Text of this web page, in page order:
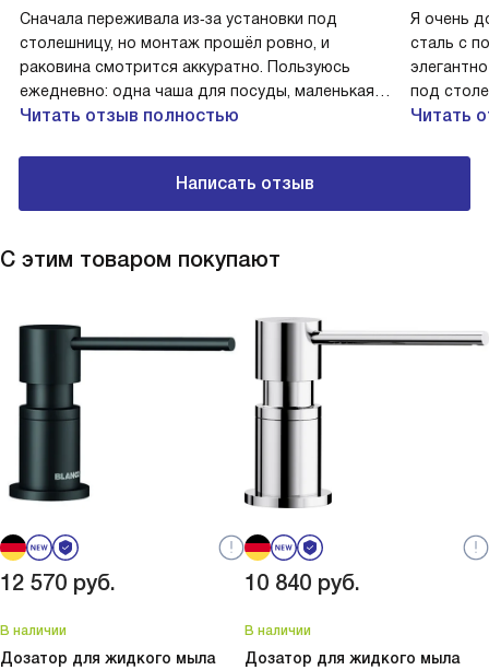
Сначала переживала из‑за установки под
столешницу, но монтаж прошёл ровно, и
раковина смотрится аккуратно. Пользуюсь
ежедневно: одна чаша для посуды, маленькая
— для овощей и слива. Однажды варила
мыла зелень — очень удобно! Клапан-автомат и
корзинный вентиль работают без нареканий.
Читать отзыв полностью
Я очень
сталь с
под
рабочей
большой
экономит
Читать
Написать отзыв
С этим товаром покупают
12 570 руб.
В наличии
Дозатор для жидкого мыла
10 840 руб.
В наличии
Дозатор для жидкого мыла